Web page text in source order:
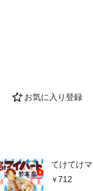
お気に入り登録
てけてけ
712